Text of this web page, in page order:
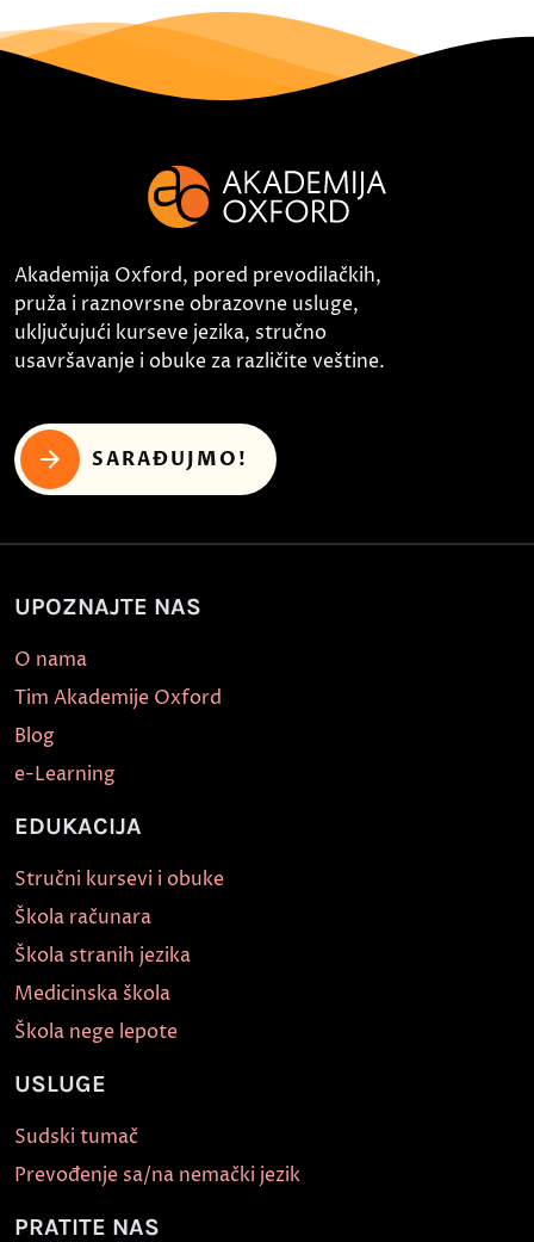
Akademija Oxford, pored prevodilačkih,
pruža i raznovrsne obrazovne usluge,
uključujući kurseve jezika, stručno
usavršavanje i obuke za različite veštine.
SARAĐUJMO!
UPOZNAJTE NAS
O nama
Tim Akademije Oxford
Blog
e-Learning
EDUKACIJA
Stručni kursevi i obuke
Škola računara
Škola stranih jezika
Medicinska škola
Škola nege lepote
USLUGE
Sudski tumač
Prevođenje sa/na nemački jezik
PRATITE NAS